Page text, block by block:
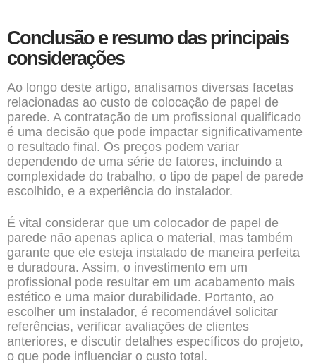
Conclusão e resumo das principais
considerações
Ao longo deste artigo, analisamos diversas facetas
relacionadas ao custo de colocação de papel de
parede. A contratação de um profissional qualificado
é uma decisão que pode impactar significativamente
o resultado final. Os preços podem variar
dependendo de uma série de fatores, incluindo a
complexidade do trabalho, o tipo de papel de parede
escolhido, e a experiência do instalador.
É vital considerar que um colocador de papel de
parede não apenas aplica o material, mas também
garante que ele esteja instalado de maneira perfeita
e duradoura. Assim, o investimento em um
profissional pode resultar em um acabamento mais
estético e uma maior durabilidade. Portanto, ao
escolher um instalador, é recomendável solicitar
referências, verificar avaliações de clientes
anteriores, e discutir detalhes específicos do projeto,
o que pode influenciar o custo total.